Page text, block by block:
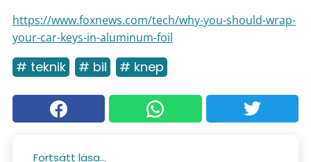
https://www.foxnews.com/tech/why-you-should-wrap-
your-car-keys-in-aluminum-foil
# teknik # bil # knep
Fortsätt läsa...